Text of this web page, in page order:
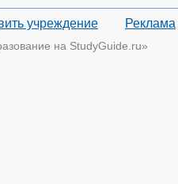
учреждение Реклама
на StudyGuide.ru»